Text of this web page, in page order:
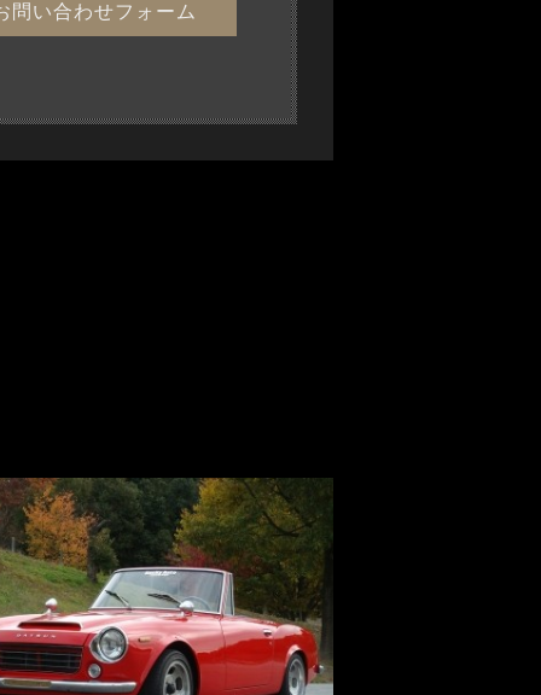
問い合わせフォーム